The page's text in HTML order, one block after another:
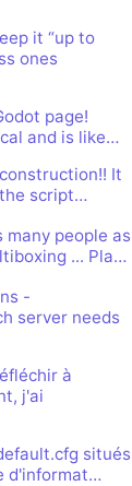
it “up to
ones
page!
and is like…
It
script…
people as
... Pla…
-
server needs
à
j'ai
situés
d'informat…